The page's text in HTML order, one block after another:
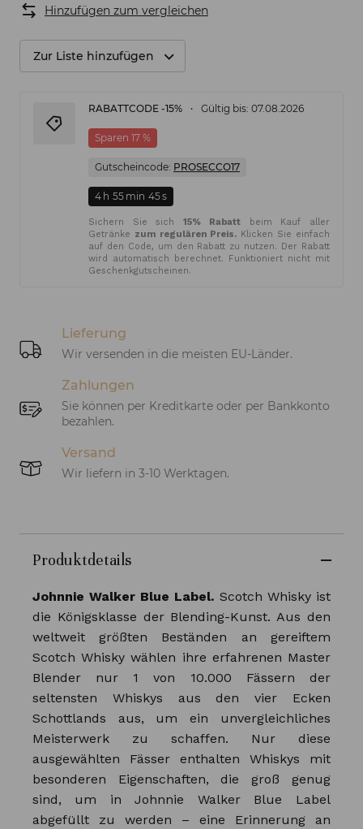
Hinzufügen zum vergleichen
Zur Liste hinzufügen
RABATTCODE -15% Gültig bis: 07.08.2026
Sparen 17 %
Gutscheincode: PROSECCO17
4 h 55 min 45s
Sichern Sie sich15% Rabattbeim Kauf aller
Getränke zum regulären Preis. Klicken Sie einfach
auf den Code, um den Rabatt zu nutzen. Der Rabatt
wird automatisch berechnet. Funktioniert nicht mit
Geschenkgutscheinen.
Lieferung
Wir versenden in die meisten EU-Länder.
Zahlungen
Sie können per Kreditkarte oder per Bankkonto
bezahlen.
Versand
Wir liefern in 3-10 Werktagen.
Produktdetails
Johnnie Walker Blue Label. Scotch Whisky ist
die Königsklasse der Blending-Kunst. Aus den
weltweit größten Beständen an gereiftem
Scotch Whisky wählen ihre erfahrenen Master
Blender nur 1 von 10.000 Fässern der
seltensten Whiskys aus den vier Ecken
Schottlands aus, um ein unvergleichliches
Meisterwerk zu schaffen. Nur diese
ausgewählten Fässer enthalten Whiskys mit
besonderen Eigenschaften, die groß genug
sind, um in Johnnie Walker Blue Label
abgefüllt zu werden – eine Erinnerung an